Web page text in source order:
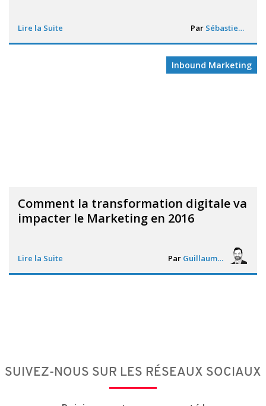
Lire la Suite Par Sébastien Davin
Comment la transformation digitale va
impacter le Marketing en 2016
Lire la Suite Par Guillaume Vigneron
Inbound Marketing
SUIVEZ-NOUS SUR LES RÉSEAUX SOCIAUX